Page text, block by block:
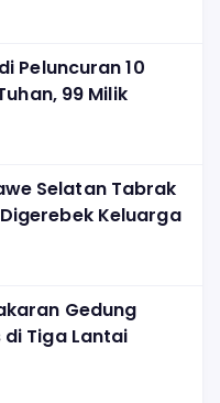
Peluncuran 10
99 Milik
Selatan Tabrak
Keluarga
Gedung
di Tiga Lantai